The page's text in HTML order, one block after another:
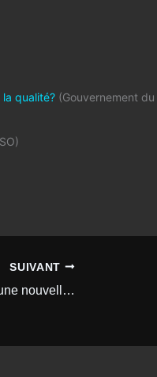
qualité? (Gouvernement du
SUIVANT
Apprendre une nouvelle langue